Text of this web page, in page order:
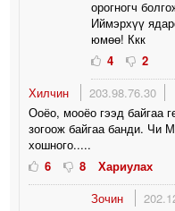
орогногч
Иймэрхүү
юмөө! Ккк
4
2
Хилчин
203.98.76.30
Ооёо, мооёо гээд байгаа
зогоож байгаа банди. Чи
хошного.....
6
8
Хариулах
Зочин